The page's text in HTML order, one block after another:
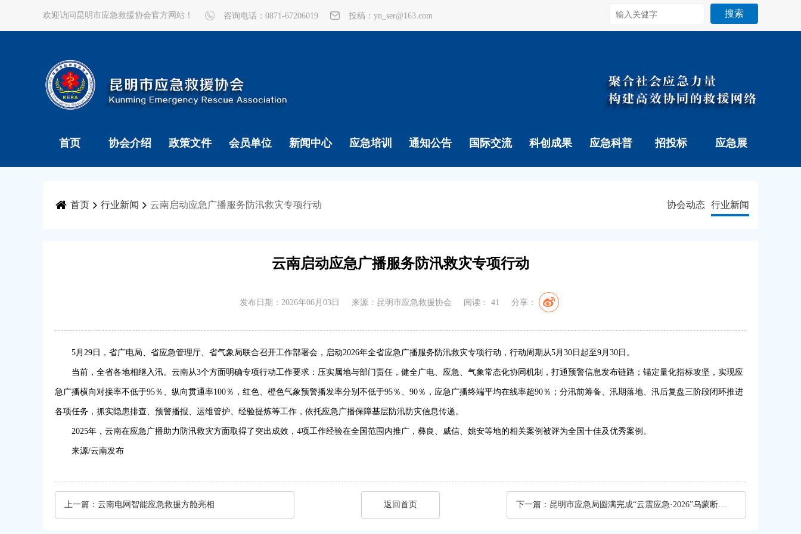
欢迎访问昆明市应急救援协会官方网站！ 咨询电话：0871-67206019 投稿：yn_ser@163.com 搜索
首页 协会介绍 政策文件 会员单位 新闻中心 应急培训 通知公告 国际交流 科创成果 应急科普 招投标 应急展
首页 行业新闻 云南启动应急广播服务防汛救灾专项行动 协会动态 行业新闻
云南启动应急广播服务防汛救灾专项行动
发布日期：2026年06月03日 来源：昆明市应急救援协会 阅读： 41 分享：
5月29日，省广电局、省应急管理厅、省气象局联合召开工作部署会，启动2026年全省应急广播服务防汛救灾专项行动，行动周期从5月30日起至9月30日。
当前，全省各地相继入汛。云南从3个方面明确专项行动工作要求：压实属地与部门责任，健全广电、应急、气象常态化协同机制，打通预警信息发布链路；锚定量化指标攻坚，实现应
急广播横向对接率不低于95％、纵向贯通率100％，红色、橙色气象预警播发率分别不低于95％、90％，应急广播终端平均在线率超90％；分汛前筹备、汛期落地、汛后复盘三阶段闭环推进
各项任务，抓实隐患排查、预警播报、运维管护、经验提炼等工作，依托应急广播保障基层防汛防灾信息传递。
2025年，云南在应急广播助力防汛救灾方面取得了突出成效，4项工作经验在全国范围内推广，彝良、威信、姚安等地的相关案例被评为全国十佳及优秀案例。
来源/云南发布
上一篇： 云南电网智能应急救援方舱亮相 返回首页 下一篇： 昆明市应急局圆满完成“云震应急·2026”乌蒙断链联合攻坚演习任务